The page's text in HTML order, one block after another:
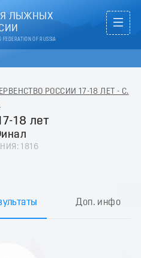
ЛЫЖНЫХ
FEDERATION OF RUSSIA
РОССИИ 17-18 ЛЕТ - С.
18 лет
1816
Доп. инфо